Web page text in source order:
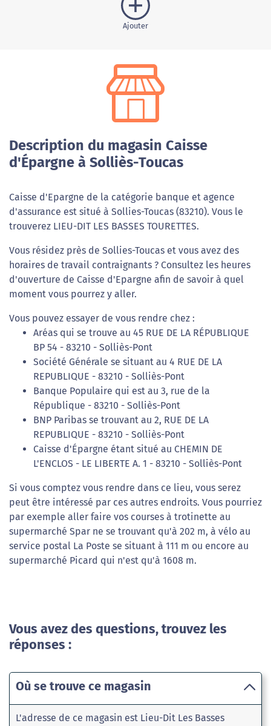
Ajouter
Description du magasin Caisse
d'Épargne à Solliès-Toucas
Caisse d'Epargne de la catégorie banque et agence
d'assurance est situé à Sollies-Toucas (83210). Vous le
trouverez LIEU-DIT LES BASSES TOURETTES.
Vous résidez près de Sollies-Toucas et vous avez des
horaires de travail contraignants ? Consultez les heures
d'ouverture de Caisse d'Epargne afin de savoir à quel
moment vous pourrez y aller.
Vous pouvez essayer de vous rendre chez :
Aréas qui se trouve au 45 RUE DE LA RÉPUBLIQUE
BP 54 - 83210 - Solliès-Pont
Société Générale se situant au 4 RUE DE LA
REPUBLIQUE - 83210 - Solliès-Pont
Banque Populaire qui est au 3, rue de la
République - 83210 - Solliès-Pont
BNP Paribas se trouvant au 2, RUE DE LA
REPUBLIQUE - 83210 - Solliès-Pont
Caisse d'Épargne étant situé au CHEMIN DE
L'ENCLOS - LE LIBERTE A. 1 - 83210 - Solliès-Pont
Si vous comptez vous rendre dans ce lieu, vous serez
peut être intéressé par ces autres endroits. Vous pourriez
par exemple aller faire vos courses à trotinette au
supermarché Spar ne se trouvant qu'à 202 m, à vélo au
service postal La Poste se situant à 111 m ou encore au
supermarché Picard qui n'est qu'à 1608 m.
Vous avez des questions, trouvez les
réponses :
Où se trouve ce magasin
L'adresse de ce magasin est Lieu-Dit Les Basses